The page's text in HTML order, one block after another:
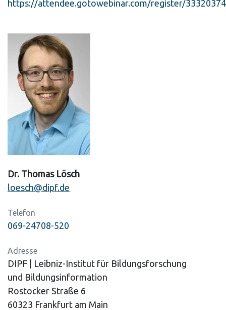
https://attendee.gotowebinar.com/register/
Dr. Thomas Lösch
loesch@dipf.de
Telefon
069-24708-520
Adresse
DIPF | Leibniz-Institut für Bildungsforschung
und Bildungsinformation
Rostocker Straße 6
60323 Frankfurt am Main